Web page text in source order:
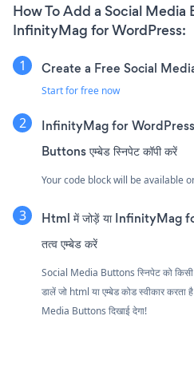
How To Add a Social
InfinityMag for WordPress:
Create a Free Social
Start for free now
InfinityMag for WordPress
Buttons एम्बेड स्निपेट कॉपी करें
Your code block will be available
Html में जोड़ें या InfinityMag
तत्व एम्बेड करें
Social Media Buttons स्निपेट को
डालें जो html या एम्बेड कोड स्वीकार
Media Buttons दिखाई देगा!